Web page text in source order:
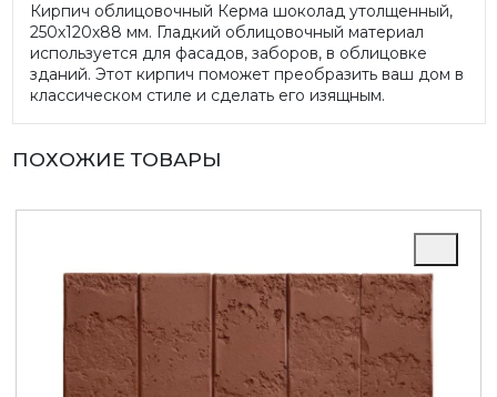
Кирпич облицовочный Керма шоколад утолщенный,
250х120х88 мм. Гладкий облицовочный материал
используется для фасадов, заборов, в облицовке
зданий. Этот кирпич поможет преобразить ваш дом в
классическом стиле и сделать его изящным.
ПОХОЖИЕ ТОВАРЫ